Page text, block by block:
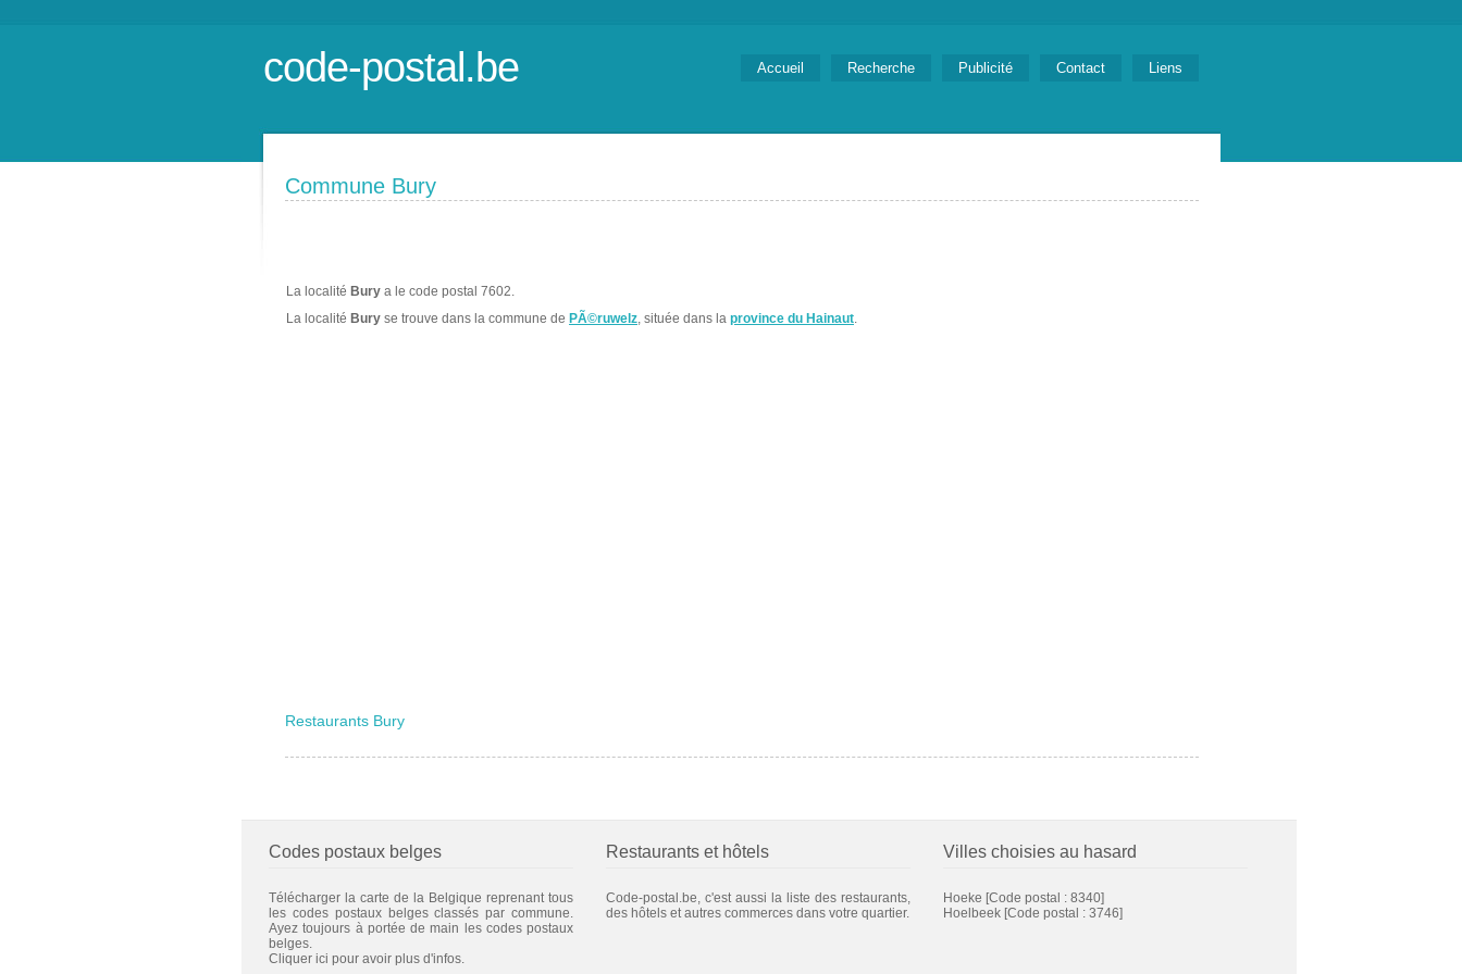
code-postal.be Accueil Recherche Publicité Contact Liens
Commune Bury
La localité Bury a le code postal 7602.
La localité Bury se trouve dans la commune de PÃ©ruwelz, située dans la province du Hainaut.
Restaurants Bury
Codes postaux belges
Télécharger la carte de la Belgique reprenant tous
les codes postaux belges classés par commune.
Ayez toujours à portée de main les codes postaux
belges.
Cliquer ici pour avoir plus d'infos.
Restaurants et hôtels
Code-postal.be, c'est aussi la liste des restaurants,
des hôtels et autres commerces dans votre quartier.
Villes choisies au hasard
Hoeke [Code postal : 8340]
Hoelbeek [Code postal : 3746]